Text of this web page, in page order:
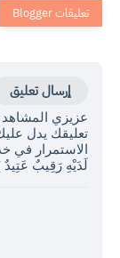
إرسال تعليق
عزيزي المشاهد
تعليقك يدل
الاستمرار في
لَدَيْهِ رَقِيبٌ عَتِيدٌ